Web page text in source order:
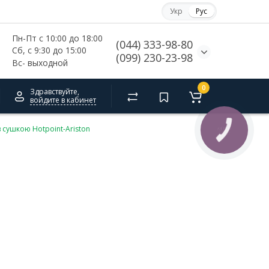
Укр Рус
Пн-Пт с 10:00 до 18:00
Сб, с 9:30 до 15:00
Вс- выходной
(044) 333-98-80
(099) 230-23-98
Здравствуйте,
войдите в кабинет
0
Hotpoint-Ariston КНОПКА
СВЯЗИ